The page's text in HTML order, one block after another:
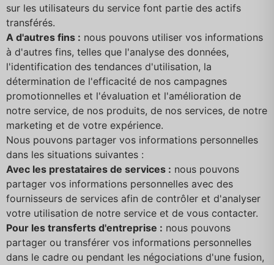
sur les utilisateurs du service font partie des actifs
transférés.
A d'autres fins : nous pouvons utiliser vos informations
à d'autres fins, telles que l'analyse des données,
l'identification des tendances d'utilisation, la
détermination de l'efficacité de nos campagnes
promotionnelles et l'évaluation et l'amélioration de
notre service, de nos produits, de nos services, de notre
marketing et de votre expérience.
Nous pouvons partager vos informations personnelles
dans les situations suivantes :
Avec les prestataires de services : nous pouvons
partager vos informations personnelles avec des
fournisseurs de services afin de contrôler et d'analyser
votre utilisation de notre service et de vous contacter.
Pour les transferts d'entreprise : nous pouvons
partager ou transférer vos informations personnelles
dans le cadre ou pendant les négociations d'une fusion,